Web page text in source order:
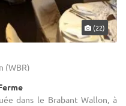
(22)
(WBR)
dans le Brabant Wallon, à